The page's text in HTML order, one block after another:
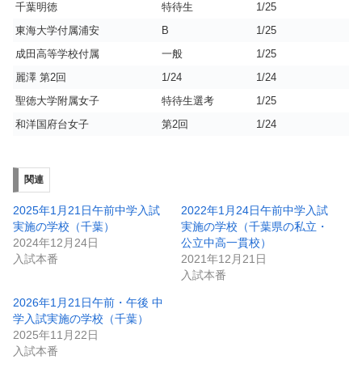
千葉明徳
特待生
1/25
東海大学付属浦安
B
1/25
成田高等学校付属
一般
1/25
麗澤 第2回
1/24
1/24
聖徳大学附属女子
特待生選考
1/25
和洋国府台女子
第2回 1/24
関連
2025年1月21日午前中学入試
実施の学校（千葉）
2024年12月24日
入試本番
2022年1月24日午前中学入試
実施の学校（千葉県の私立・
公立中高一貫校）
2021年12月21日
入試本番
2026年1月21日午前・午後 中
学入試実施の学校（千葉）
2025年11月22日
入試本番